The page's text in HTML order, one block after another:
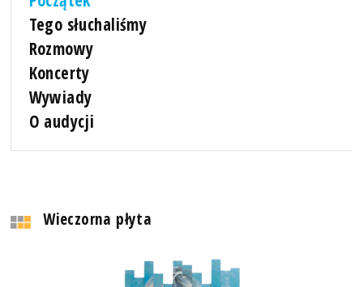
Tego słuchaliśmy
Rozmowy
Koncerty
Wywiady
O audycji
Wieczorna płyta